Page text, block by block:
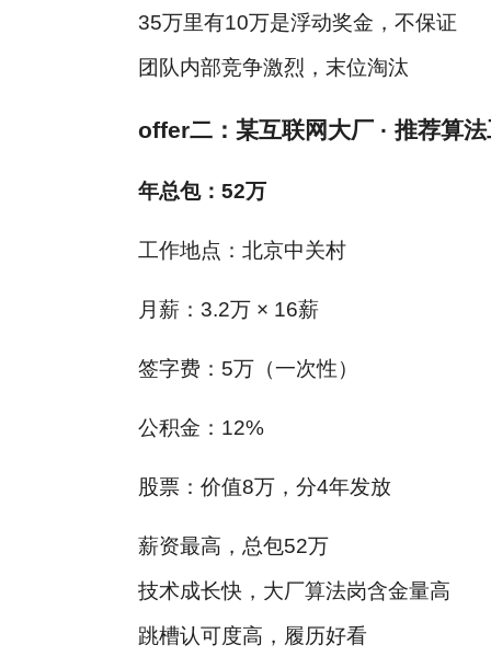
35万里有10万是浮动奖金，不保证
团队内部竞争激烈，末位淘汰
offer二：某互联网大厂 · 推荐算
年总包：52万
工作地点：北京中关村
月薪：3.2万 × 16薪
签字费：5万（一次性）
公积金：12%
股票：价值8万，分4年发放
薪资最高，总包52万
技术成长快，大厂算法岗含金量高
跳槽认可度高，履历好看